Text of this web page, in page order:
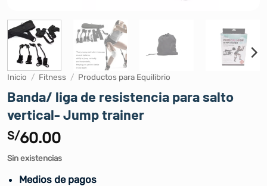
Inicio / Fitness / Productos para Equilibrio
Banda/ liga de resistencia para salto
vertical- Jump trainer
S/60.00
Sin existencias
Medios de pagos